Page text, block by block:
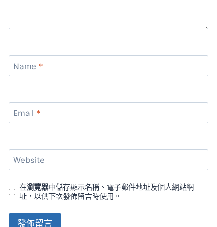
Name *
Email *
Website
在瀏覽器中儲存顯示名稱、電子郵件地址及個人網站網
址，以供下次發佈留言時使用。